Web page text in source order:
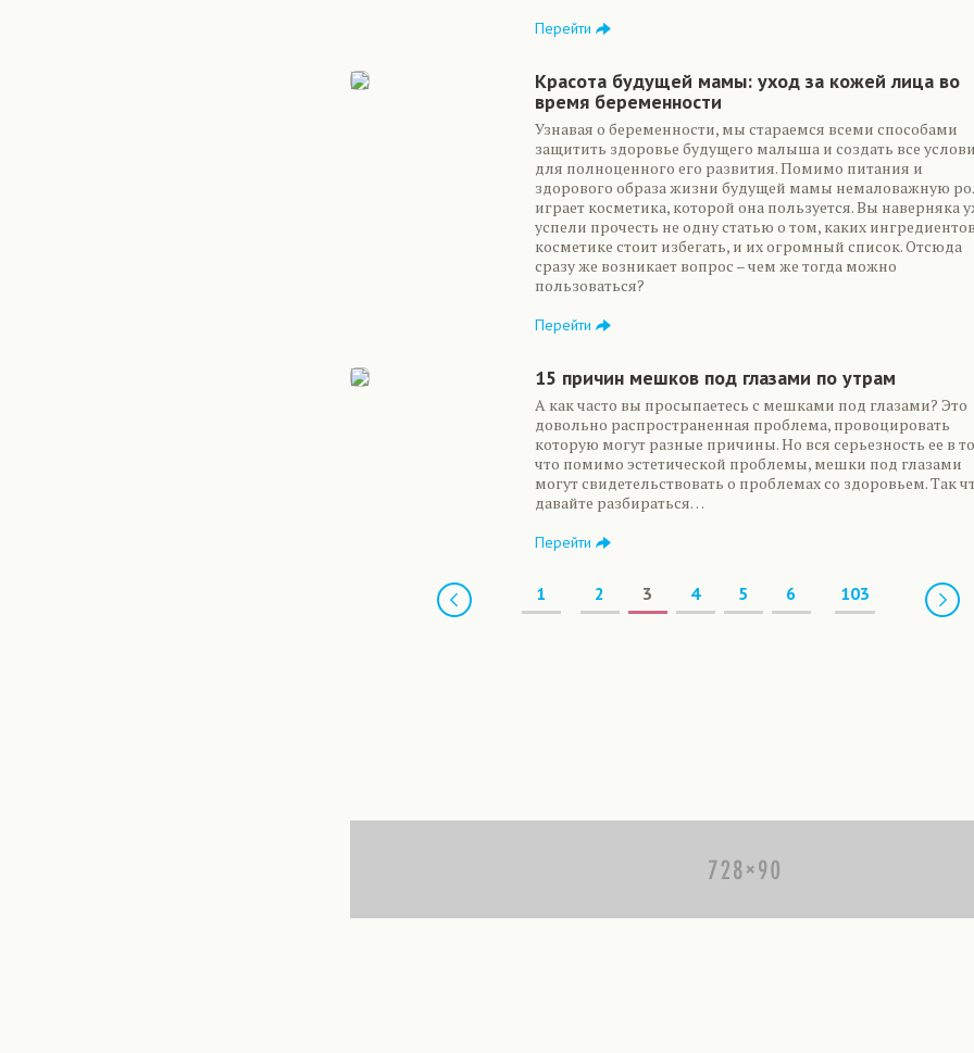
Перейти
Красота будущей мамы: уход за кожей лица во
время беременности
Узнавая о беременности, мы стараемся всеми способами
защитить здоровье будущего малыша и создать все
для полноценного его развития. Помимо питания и
здорового образа жизни будущей мамы немаловажную
играет косметика, которой она пользуется. Вы наверняка
успели прочесть не одну статью о том, каких
косметике стоит избегать, и их огромный список. Отсюда
сразу же возникает вопрос – чем же тогда можно
пользоваться?
Перейти
15 причин мешков под глазами по утрам
А как часто вы просыпаетесь с мешками под глазами? Это
довольно распространенная проблема, провоцировать
которую могут разные причины. Но вся серьезность ее в
что помимо эстетической проблемы, мешки под глазами
могут свидетельствовать о проблемах со здоровьем. Так
давайте разбираться…
Перейти
Предыдущая
1 2 3 4 5 6 103